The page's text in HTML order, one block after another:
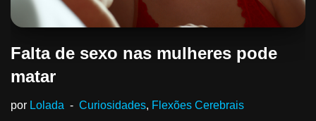
Falta de sexo nas mulheres pode
matar
por Lolada Curiosidades, Flexões Cerebrais